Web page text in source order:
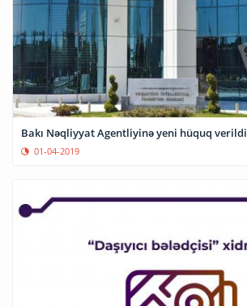
Bakı Nəqliyyat Agentliyinə yeni hüquq verildi
01-04-2019